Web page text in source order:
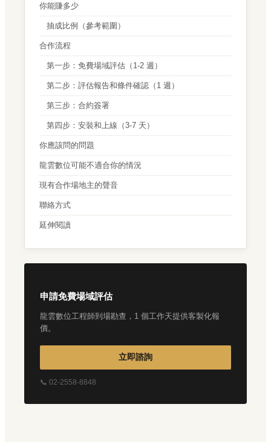
你能賺多少
抽成比例（參考範圍）
合作流程
第一步：免費場域評估（1-2 週）
第二步：評估報告和條件確認（1 週）
第三步：合約簽署
第四步：安裝和上線（3-7 天）
你應該問的問題
龍雲數位可能不適合你的情況
現有合作場地主的聲音
聯絡方式
延伸閱讀
申請免費場域評估
龍雲數位工程師到場勘查，1 個工作天提供客製化報
價。
立即諮詢
📞 02-2558-8848